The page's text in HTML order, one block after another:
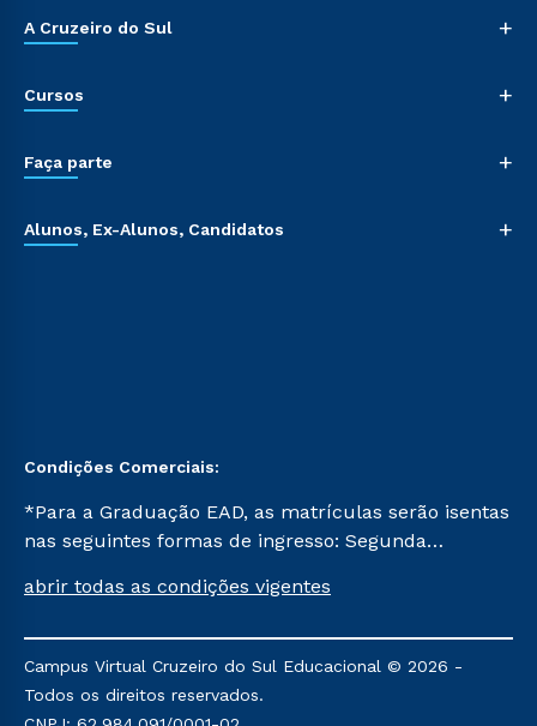
A Cruzeiro do Sul +
Cursos +
Faça parte +
Alunos, Ex-Alunos, Candidatos +
Condições Comerciais:
*Para a Graduação EAD, as matrículas serão isentas
nas seguintes formas de ingresso: Segunda
Já para as demais, a taxa de matrícula será de R$
mencionadas são referentes aos cursos: Ensino
Religioso, Geografia para a Docência e Metodologia
do Ensino de História: Questões Atuais.
abrir todas as condições vigentes
Campus Virtual Cruzeiro do Sul Educacional © 2026 -
Todos os direitos reservados.